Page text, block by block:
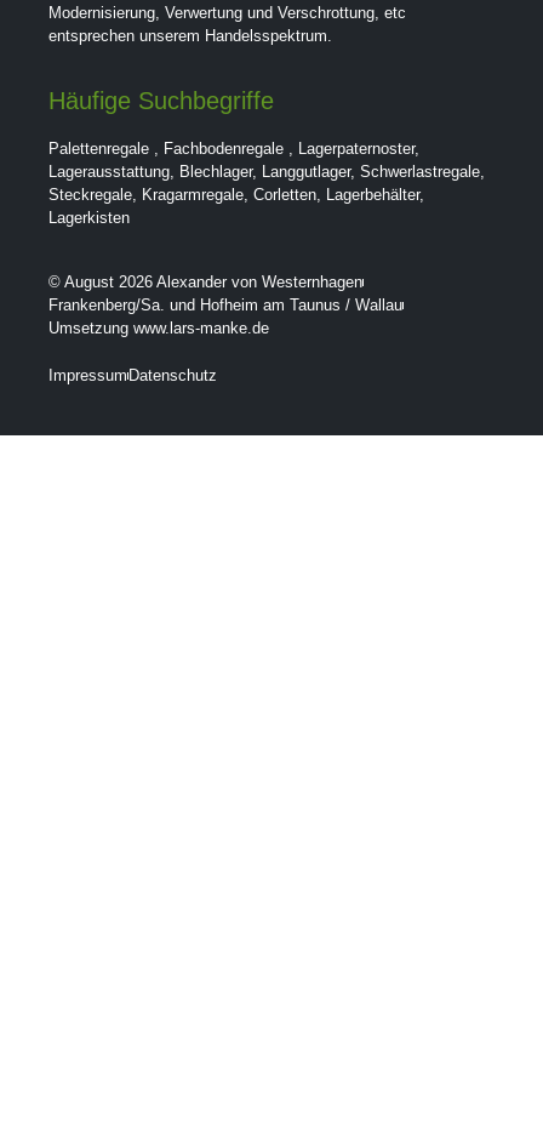
Modernisierung, Verwertung und Verschrottung, etc
entsprechen unserem Handelsspektrum.
Häufige Suchbegriffe
Palettenregale , Fachbodenregale , Lagerpaternoster,
Lagerausstattung, Blechlager, Langgutlager, Schwerlastregale,
Steckregale, Kragarmregale, Corletten, Lagerbehälter,
Lagerkisten
© August 2026 Alexander von Westernhagen
Frankenberg/Sa. und Hofheim am Taunus / Wallau
Umsetzung www.lars-manke.de
Impressum Datenschutz